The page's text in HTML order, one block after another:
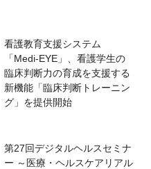
看護教育支援システム
「Medi-EYE」、看護学生の
臨床判断力の育成を支援する
新機能「臨床判断トレーニン
グ」を提供開始
第27回デジタルヘルスセミナ
ー ～医療・ヘルスケアリアル